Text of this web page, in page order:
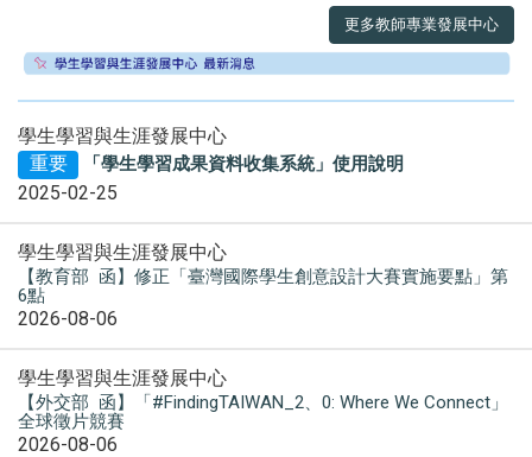
更多教師專業發展中心
學生學習與生涯發展中心
重要
「學生學習成果資料收集系統」使用說明
2025-02-25
學生學習與生涯發展中心
【教育部 函】修正「臺灣國際學生創意設計大賽實施要點」第
6點
2026-08-06
學生學習與生涯發展中心
【外交部 函】「#FindingTAIWAN_2、0: Where We Connect」
全球徵片競賽
2026-08-06